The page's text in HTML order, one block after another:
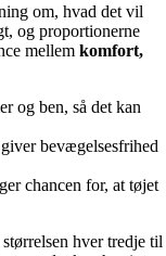
om, hvad det vil
og proportionerne
mellem komfort,
og ben, så det kan
giver bevægelsesfrihed
chancen for, at tøjet
hver tredje til